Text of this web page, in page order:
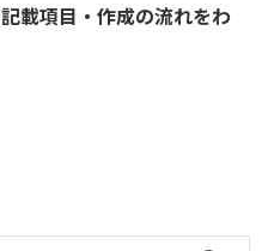
載項目・作成の流れをわ